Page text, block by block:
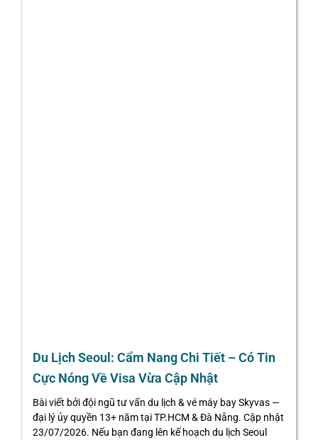
Du Lịch Seoul: Cẩm Nang Chi Tiết – Có Tin
Cực Nóng Về Visa Vừa Cập Nhật
Bài viết bởi đội ngũ tư vấn du lịch & vé máy bay Skyvas —
đại lý ủy quyền 13+ năm tại TP.HCM & Đà Nẵng. Cập nhật
23/07/2026. Nếu bạn đang lên kế hoạch du lịch Seoul